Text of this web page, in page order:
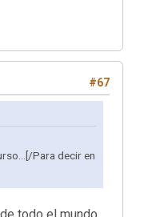
#67
Para decir en
todo el mundo